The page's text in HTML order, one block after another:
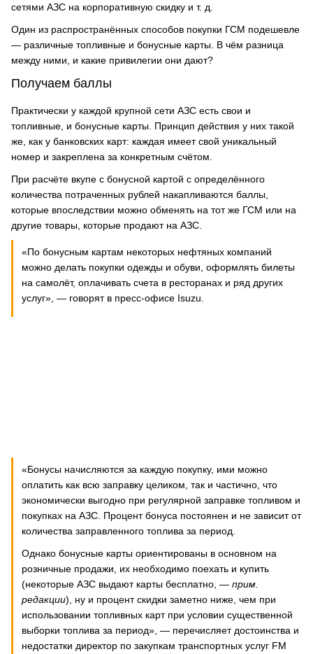
сетями АЗС на корпоративную скидку и т. д.
Один из распространённых способов покупки ГСМ подешевле
— различные топливные и бонусные карты. В чём разница
между ними, и какие привилегии они дают?
Получаем баллы
Практически у каждой крупной сети АЗС есть свои и
топливные, и бонусные карты. Принцип действия у них такой
же, как у банковских карт: каждая имеет свой уникальный
номер и закреплена за конкретным счётом.
При расчёте вкупе с бонусной картой с определённого
количества потраченных рублей накапливаются баллы,
которые впоследствии можно обменять на тот же ГСМ или на
другие товары, которые продают на АЗС.
«По бонусным картам некоторых нефтяных компаний
можно делать покупки одежды и обуви, оформлять билеты
на самолёт, оплачивать счета в ресторанах и ряд других
услуг», — говорят в пресс-офисе Isuzu.
«Бонусы начисляются за каждую покупку, ими можно
оплатить как всю заправку целиком, так и частично, что
экономически выгодно при регулярной заправке топливом и
покупках на АЗС. Процент бонуса постоянен и не зависит от
количества заправленного топлива за период.
Однако бонусные карты ориентированы в основном на
розничные продажи, их необходимо поехать и купить
(некоторые АЗС выдают карты бесплатно, — прим.
редакции), ну и процент скидки заметно ниже, чем при
использовании топливных карт при условии существенной
выборки топлива за период», — перечисляет достоинства и
недостатки директор по закупкам транспортных услуг FM